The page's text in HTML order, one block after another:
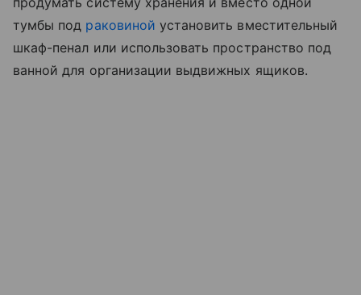
тумбы под раковиной установить вместительный
шкаф-пенал или использовать пространство под
ванной для организации выдвижных ящиков.